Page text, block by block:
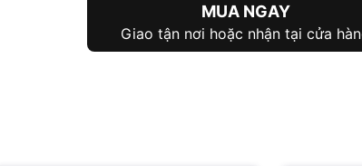
MUA NGAY
Giao tận nơi hoặc nhận tại cửa